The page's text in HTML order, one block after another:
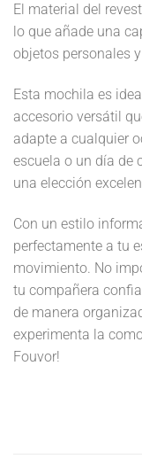
El material del
lo que añade una
objetos personales
Esta mochila es
accesorio versátil
adapte a cualquier
escuela o un día de
una elección
Con un estilo
perfectamente a tu
movimiento. No
tu compañera
de manera
experimenta la
Fouvor!